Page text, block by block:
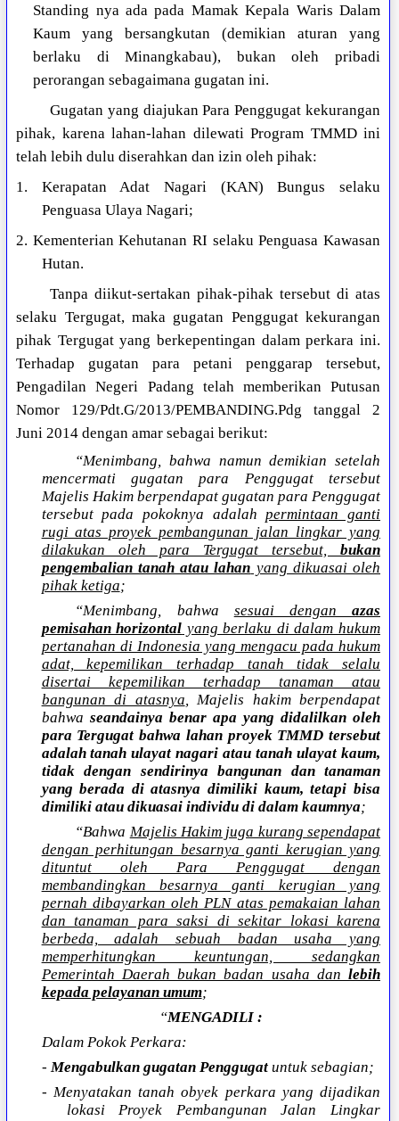
Standing nya ada pada Mamak Kepala Waris Dalam
Kaum yang bersangkutan (demikian aturan yang
berlaku di Minangkabau), bukan oleh pribadi
perorangan sebagaimana gugatan ini.
Gugatan yang diajukan Para Penggugat kekurangan
pihak, karena lahan-lahan dilewati Program TMMD ini
telah lebih dulu diserahkan dan izin oleh pihak:
1. Kerapatan Adat Nagari (KAN) Bungus selaku
Penguasa Ulaya Nagari;
2. Kementerian Kehutanan RI selaku Penguasa Kawasan
Hutan.
Tanpa diikut-sertakan pihak-pihak tersebut di atas
selaku Tergugat, maka gugatan Penggugat kekurangan
pihak Tergugat yang berkepentingan dalam perkara ini.
Terhadap gugatan para petani penggarap tersebut,
Pengadilan Negeri Padang telah memberikan Putusan
Nomor 129/Pdt.G/2013/PEMBANDING.Pdg tanggal 2
Juni 2014 dengan amar sebagai berikut:
“Menimbang, bahwa namun demikian setelah
mencermati gugatan para Penggugat tersebut
Majelis Hakim berpendapat gugatan para Penggugat
tersebut pada pokoknya adalahpermintaan ganti
rugi atas proyek pembangunan jalan lingkar yang
dilakukan oleh para Tergugat tersebut, bukan
pengembalian tanah atau lahan yang dikuasai oleh
pihak ketiga;
“Menimbang, bahwa sesuai denganazas
pemisahan horizontal yang berlaku di dalam hukum
pertanahan di Indonesia yang mengacu pada hukum
adat, kepemilikan terhadap tanah tidak selalu
disertai kepemilikan terhadap tanaman atau
bangunan di atasnya, Majelis hakim berpendapat
bahwa seandainya benar apa yang didalilkan oleh
para Tergugat bahwa lahan proyek TMMD tersebut
adalah tanah ulayat nagari atau tanah ulayat kaum,
tidak dengan sendirinya bangunan dan tanaman
yang berada di atasnya dimiliki kaum, tetapi bisa
dimiliki atau dikuasai individu di dalam kaumnya;
“Bahwa Majelis Hakim juga kurang sependapat
dengan perhitungan besarnya ganti kerugian yang
dituntut oleh Para Penggugat dengan
membandingkan besarnya ganti kerugian yang
pernah dibayarkan oleh PLN atas pemakaian lahan
dan tanaman para saksi di sekitar lokasi karena
berbeda, adalah sebuah badan usaha yang
memperhitungkan keuntungan, sedangkan
Pemerintah Daerah bukan badan usaha dan lebih
kepada pelayanan umum;
“MENGADILI :
Dalam Pokok Perkara:
-Mengabulkan gugatan Penggugatuntuk sebagian;
- Menyatakan tanah obyek perkara yang dijadikan
lokasi Proyek Pembangunan Jalan Lingkar